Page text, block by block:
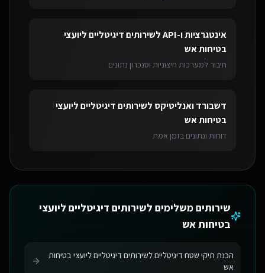
אינטגרציות ו-API לשירותים דיגיטליים ליועצי
בטיחות אש
חיבור למערכות חיצוניות וסנכרון נתונים
דשבורד ואנליטיקס לשירותים דיגיטליים ליועצי
בטיחות אש
דוחות ונתונים בזמן אמת
שירותים משלימים לשירותים דיגיטליים ליועצי
בטיחות אש
הכנת תיקי שטח דיגיטליים לשירותים דיגיטליים ליועצי בטיחות
אש